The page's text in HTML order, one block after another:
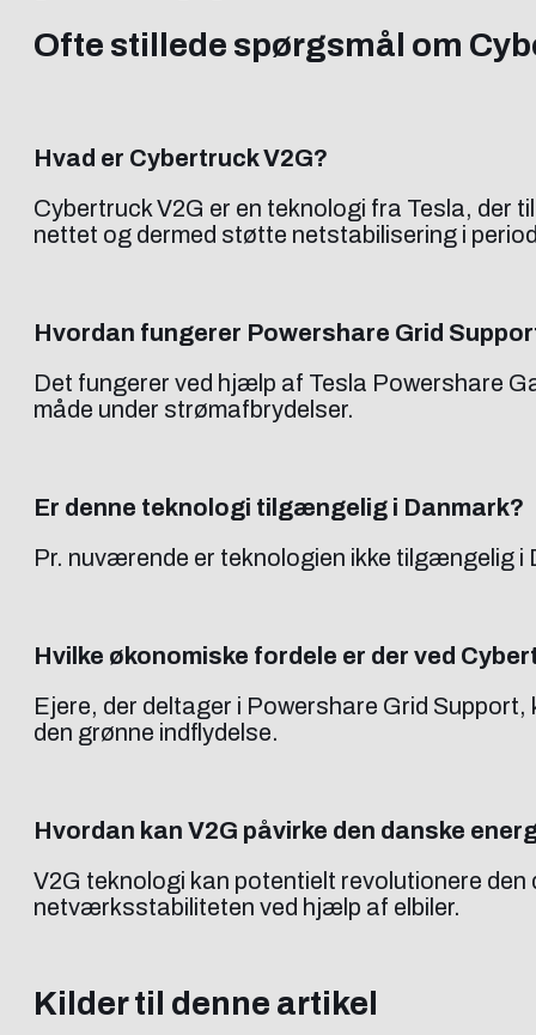
Ofte stillede spørgsmål om
Hvad er Cybertruck V2G?
Cybertruck V2G er en teknologi fra Tesla, der
nettet og dermed støtte netstabilisering i
Hvordan fungerer Powershare Grid
Det fungerer ved hjælp af Tesla Powershare
måde under strømafbrydelser.
Er denne teknologi tilgængelig i Danmark?
Pr. nuværende er teknologien ikke tilgængelig
Hvilke økonomiske fordele er der ved
Ejere, der deltager i Powershare Grid
den grønne indflydelse.
Hvordan kan V2G påvirke den danske
V2G teknologi kan potentielt revolutionere
netværksstabiliteten ved hjælp af elbiler.
Kilder til denne artikel